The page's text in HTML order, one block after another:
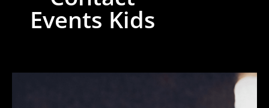
Events Kids